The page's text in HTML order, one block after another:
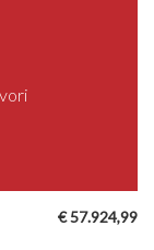
€ 57.924,99